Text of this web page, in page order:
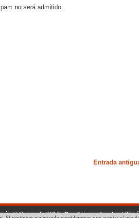
no será admitido.
Entrada
más© Copyright 2010 |Condiciones legales|